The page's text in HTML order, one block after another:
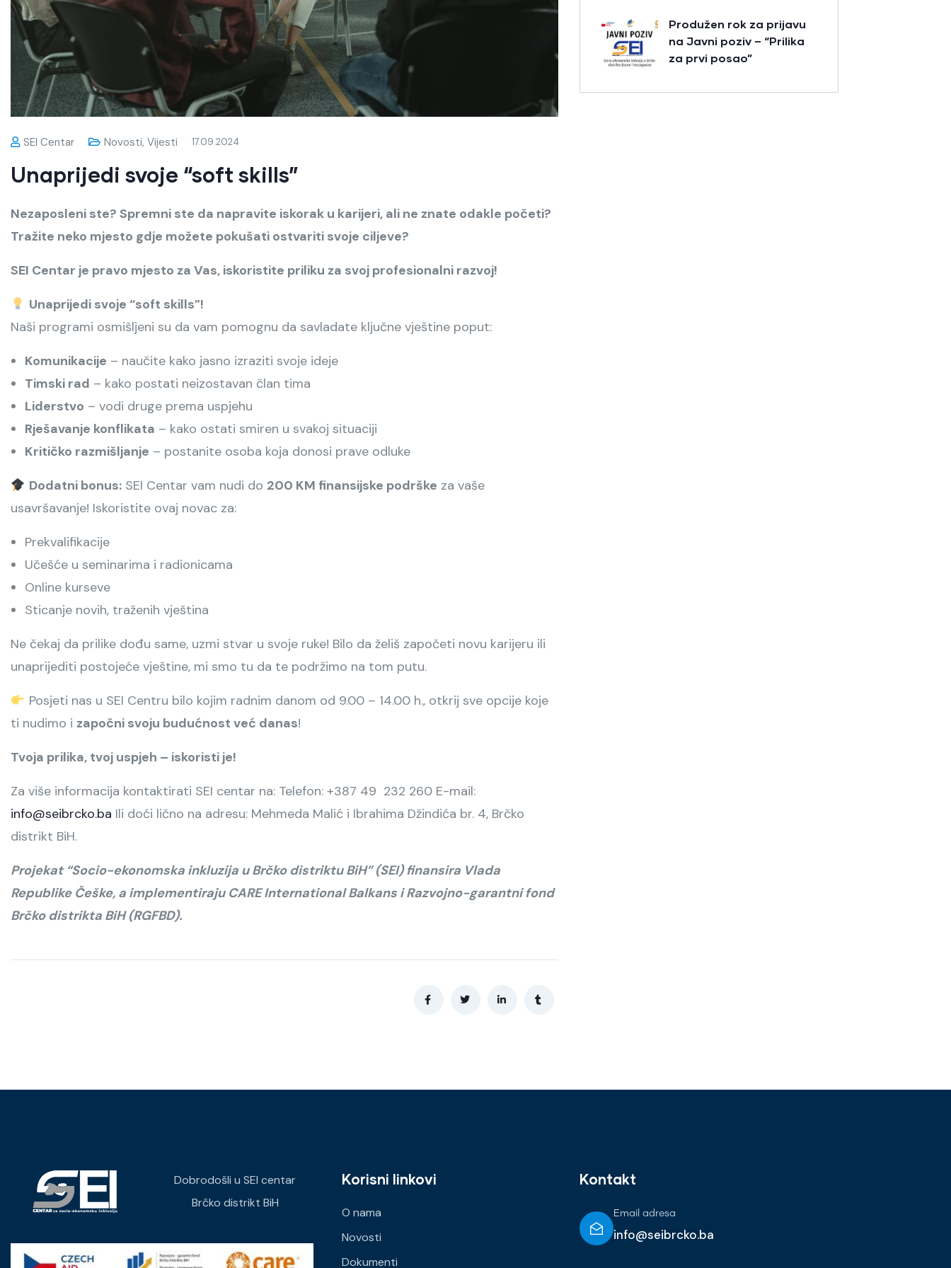
SEI Centar Novosti, Vijesti 17.09.2024
Unaprijedi svoje “soft skills”
Nezaposleni ste? Spremni ste da napravite iskorak u karijeri, ali ne znate odakle početi?
Tražite neko mjesto gdje možete pokušati ostvariti svoje ciljeve?
SEI Centar je pravo mjesto za Vas, iskoristite priliku za svoj profesionalni razvoj!
Unaprijedi svoje “soft skills”!
Naši programi osmišljeni su da vam pomognu da savladate ključne vještine poput:
Komunikacije – naučite kako jasno izraziti svoje ideje
Timski rad – kako postati neizostavan član tima
Liderstvo – vodi druge prema uspjehu
Rješavanje konflikata – kako ostati smiren u svakoj situaciji
Kritičko razmišljanje – postanite osoba koja donosi prave odluke
Dodatni bonus:SEI Centar vam nudi do 200 KM finansijske podrške za vaše
usavršavanje! Iskoristite ovaj novac za:
Prekvalifikacije
Učešće u seminarima i radionicama
Online kurseve
Sticanje novih, traženih vještina
Ne čekaj da prilike dođu same, uzmi stvar u svoje ruke! Bilo da želiš započeti novu karijeru ili
unaprijediti postojeće vještine, mi smo tu da te podržimo na tom putu.
Posjeti nas u SEI Centru bilo kojim radnim danom od 9.00 – 14.00 h., otkrij sve opcije koje
ti nudimo i započni svoju budućnost već danas!
Tvoja prilika, tvoj uspjeh – iskoristi je!
Za više informacija kontaktirati SEI centar na: Telefon: +387 49 232 260 E-mail:
info@seibrcko.ba Ili doći lično na adresu: Mehmeda Malić i Ibrahima Džindića br. 4, Brčko
distrikt BiH.
Projekat “Socio-ekonomska inkluzija u Brčko distriktu BiH” (SEI) finansira Vlada
Republike Češke, a implementiraju CARE International Balkans i Razvojno-garantni fond
Brčko distrikta BiH (RGFBD).
Produžen rok za prijavu
na Javni poziv – “Prilika
za prvi posao”
Dobrodošli u SEI centar
Brčko distrikt BiH
Korisni linkovi
O nama
Novosti
Dokumenti
Kontakt
Email adresa
info@seibrcko.ba